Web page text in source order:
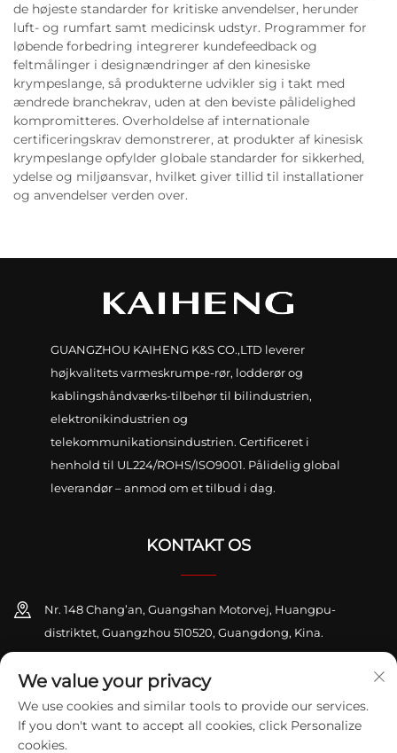
de højeste standarder for kritiske anvendelser, herunder
luft- og rumfart samt medicinsk udstyr. Programmer for
løbende forbedring integrerer kundefeedback og
feltmålinger i designændringer af den kinesiske
krympeslange, så produkterne udvikler sig i takt med
ændrede branchekrav, uden at den beviste pålidelighed
kompromitteres. Overholdelse af internationale
certificeringskrav demonstrerer, at produkter af kinesisk
krympeslange opfylder globale standarder for sikkerhed,
ydelse og miljøansvar, hvilket giver tillid til installationer
og anvendelser verden over.
GUANGZHOU KAIHENG K&S CO.,LTD leverer
højkvalitets varmeskrumpe-rør, lodderør og
kablingshåndværks-tilbehør til bilindustrien,
elektronikindustrien og
telekommunikationsindustrien. Certificeret i
henhold til UL224/ROHS/ISO9001. Pålidelig global
leverandør – anmod om et tilbud i dag.
KONTAKT OS
Nr. 148 Chang’an, Guangshan Motorvej, Huangpu-
distriktet, Guangzhou 510520, Guangdong, Kina.
+86-13416189912
[email protected]
We value your privacy
We use cookies and similar tools to provide our services.
If you don't want to accept all cookies, click Personalize
cookies.